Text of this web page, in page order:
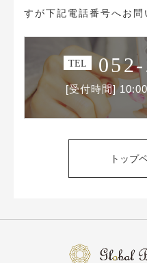
すが下記電話番号へお問
TEL
[受付時間]
トップ